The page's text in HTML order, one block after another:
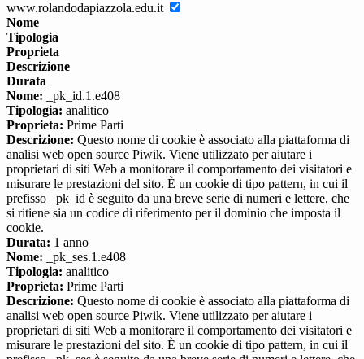
www.rolandodapiazzola.edu.it
Nome
Tipologia
Proprieta
Descrizione
Durata
Nome: _pk_id.1.e408
Tipologia: analitico
Proprieta: Prime Parti
Descrizione: Questo nome di cookie è associato alla piattaforma di
analisi web open source Piwik. Viene utilizzato per aiutare i
proprietari di siti Web a monitorare il comportamento dei visitatori e
misurare le prestazioni del sito. È un cookie di tipo pattern, in cui il
prefisso _pk_id è seguito da una breve serie di numeri e lettere, che
si ritiene sia un codice di riferimento per il dominio che imposta il
cookie.
Durata: 1 anno
Nome: _pk_ses.1.e408
Tipologia: analitico
Proprieta: Prime Parti
Descrizione: Questo nome di cookie è associato alla piattaforma di
analisi web open source Piwik. Viene utilizzato per aiutare i
proprietari di siti Web a monitorare il comportamento dei visitatori e
misurare le prestazioni del sito. È un cookie di tipo pattern, in cui il